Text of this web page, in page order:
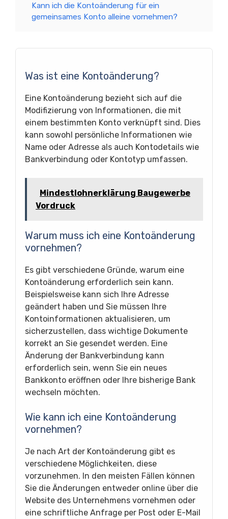
Kann ich die Kontoänderung für ein
gemeinsames Konto alleine vornehmen?
Was ist eine Kontoänderung?
Eine Kontoänderung bezieht sich auf die
Modifizierung von Informationen, die mit
einem bestimmten Konto verknüpft sind. Dies
kann sowohl persönliche Informationen wie
Name oder Adresse als auch Kontodetails wie
Bankverbindung oder Kontotyp umfassen.
Mindestlohnerklärung Baugewerbe
Vordruck
Warum muss ich eine Kontoänderung
vornehmen?
Es gibt verschiedene Gründe, warum eine
Kontoänderung erforderlich sein kann.
Beispielsweise kann sich Ihre Adresse
geändert haben und Sie müssen Ihre
Kontoinformationen aktualisieren, um
sicherzustellen, dass wichtige Dokumente
korrekt an Sie gesendet werden. Eine
Änderung der Bankverbindung kann
erforderlich sein, wenn Sie ein neues
Bankkonto eröffnen oder Ihre bisherige Bank
wechseln möchten.
Wie kann ich eine Kontoänderung
vornehmen?
Je nach Art der Kontoänderung gibt es
verschiedene Möglichkeiten, diese
vorzunehmen. In den meisten Fällen können
Sie die Änderungen entweder online über die
Website des Unternehmens vornehmen oder
eine schriftliche Anfrage per Post oder E-Mail